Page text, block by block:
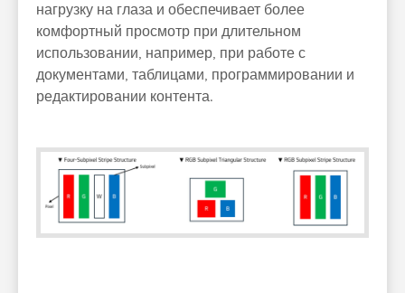
нагрузку на глаза и обеспечивает более
комфортный просмотр при длительном
использовании, например, при работе с
документами, таблицами, программировании и
редактировании контента.